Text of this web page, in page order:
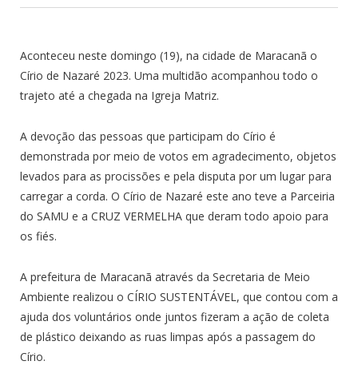
Aconteceu neste domingo (19), na cidade de Maracanã o
Círio de Nazaré 2023. Uma multidão acompanhou todo o
trajeto até a chegada na Igreja Matriz.
A devoção das pessoas que participam do Círio é
demonstrada por meio de votos em agradecimento, objetos
levados para as procissões e pela disputa por um lugar para
carregar a corda. O Círio de Nazaré este ano teve a Parceiria
do SAMU e a CRUZ VERMELHA que deram todo apoio para
os fiés.
A prefeitura de Maracanã através da Secretaria de Meio
Ambiente realizou o CÍRIO SUSTENTÁVEL, que contou com a
ajuda dos voluntários onde juntos fizeram a ação de coleta
de plástico deixando as ruas limpas após a passagem do
Círio.